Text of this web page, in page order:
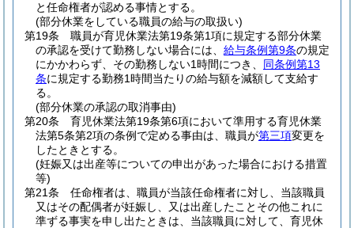
と任命権者が認める事情とする。
(部分休業をしている職員の給与の取扱い)
第19条
職員が育児休業法第19条第1項に規定する部分休業
の承認を受けて勤務しない場合には、 給与条例第9条の規定
にかかわらず、その勤務しない1時間につき、 同条例第13
条に規定する勤務1時間当たりの給与額を減額して支給す
る。
(部分休業の承認の取消事由)
第20条
育児休業法第19条第6項において準用する育児休業
法第5条第2項の条例で定める事由は、職員が第三項変更を
したときとする。
(妊娠又は出産等についての申出があった場合における措置
等)
第21条
任命権者は、職員が当該任命権者に対し、当該職員
又はその配偶者が妊娠し、又は出産したことその他これに
準ずる事実を申し出たときは、当該職員に対して、育児休